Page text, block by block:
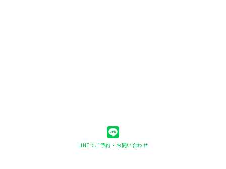
LINEでご予約・お問い合わせ